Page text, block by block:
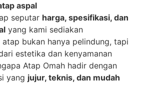
aspal
seputar harga, spesifikasi, dan
yang kami sediakan
bukan hanya pelindung, tapi
estetika dan kenyamanan
Atap Omah hadir dengan
yang jujur, teknis, dan mudah